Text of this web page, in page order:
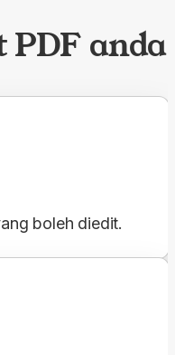
PDF anda
boleh diedit.